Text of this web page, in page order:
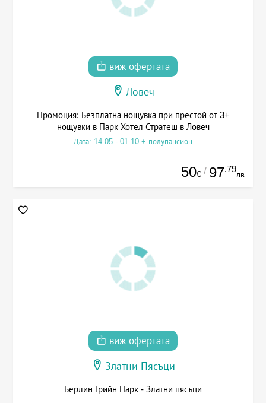
виж офертата
Ловеч
Промоция: Безплатна нощувка при престой от 3+
нощувки в Парк Хотел Стратеш в Ловеч
Дата: 14.05 - 01.10 + полупансион
50€ / 97.79
лв.
виж офертата
Златни Пясъци
Берлин Грийн Парк - Златни пясъци